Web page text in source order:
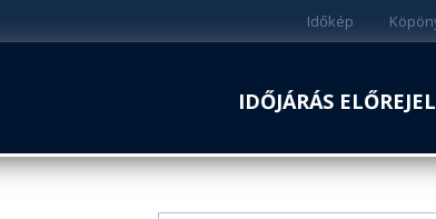
Időkép
IDŐJÁRÁS